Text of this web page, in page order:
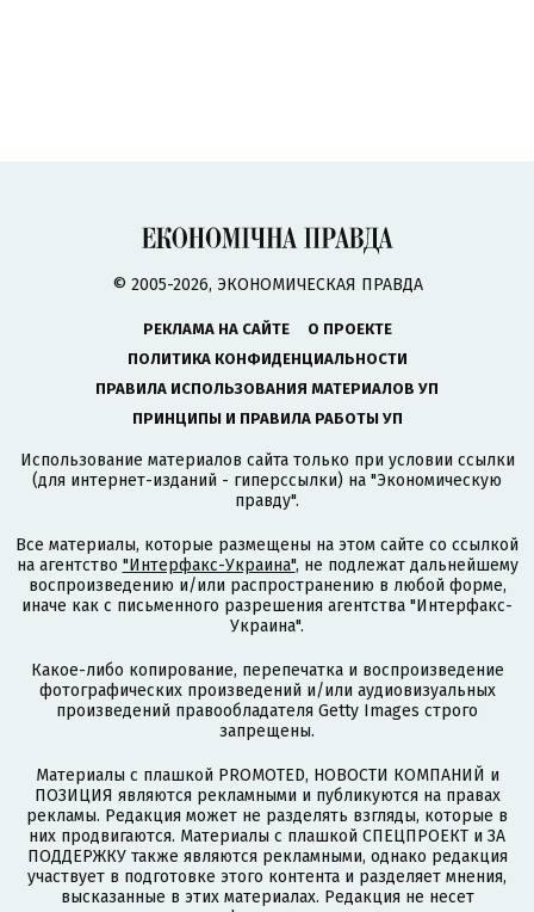
© 2005-2026, ЭКОНОМИЧЕСКАЯ ПРАВДА
РЕКЛАМА НА САЙТЕ
О ПРОЕКТЕ
ПОЛИТИКА КОНФИДЕНЦИАЛЬНОСТИ
ПРАВИЛА ИСПОЛЬЗОВАНИЯ МАТЕРИАЛОВ УП
ПРИНЦИПЫ И ПРАВИЛА РАБОТЫ УП
Использование материалов сайта только при условии ссылки
(для интернет-изданий - гиперссылки) на "Экономическую
правду".
Все материалы, которые размещены на этом сайте со ссылкой
на агентство "Интерфакс-Украина", не подлежат дальнейшему
воспроизведению и/или распространению в любой форме,
иначе как с письменного разрешения агентства "Интерфакс-
Украина".
Какое-либо копирование, перепечатка и воспроизведение
фотографических произведений и/или аудиовизуальных
произведений правообладателя Getty Images строго
запрещены.
Материалы с плашкой PROMOTED, НОВОСТИ КОМПАНИЙ и
ПОЗИЦИЯ являются рекламными и публикуются на правах
рекламы. Редакция может не разделять взгляды, которые в
них продвигаются. Материалы с плашкой СПЕЦПРОЕКТ и ЗА
ПОДДЕРЖКУ также являются рекламными, однако редакция
участвует в подготовке этого контента и разделяет мнения,
высказанные в этих материалах. Редакция не несет